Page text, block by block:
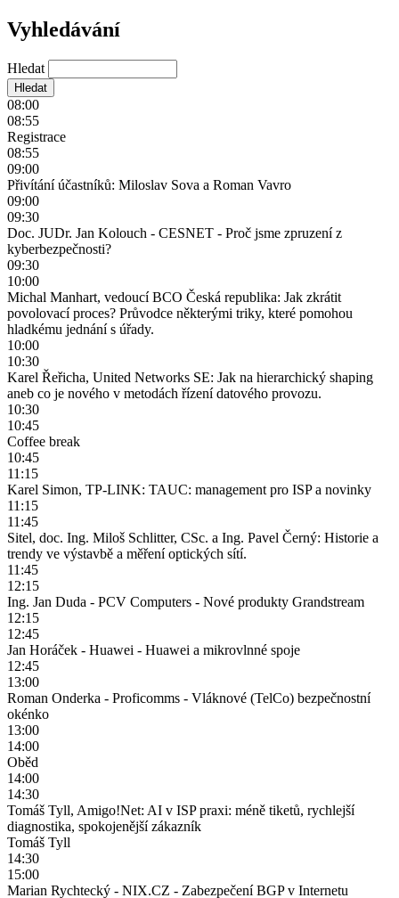
Vyhledávání
Hledat
08:00
08:55
Registrace
08:55
09:00
Přivítání účastníků: Miloslav Sova a Roman Vavro
09:00
09:30
Doc. JUDr. Jan Kolouch - CESNET - Proč jsme zpruzení z
kyberbezpečnosti?
09:30
10:00
Michal Manhart, vedoucí BCO Česká republika: Jak zkrátit
povolovací proces? Průvodce některými triky, které pomohou
hladkému jednání s úřady.
10:00
10:30
Karel Řeřicha, United Networks SE: Jak na hierarchický shaping
aneb co je nového v metodách řízení datového provozu.
10:30
10:45
Coffee break
10:45
11:15
Karel Simon, TP-LINK: TAUC: management pro ISP a novinky
11:15
11:45
Sitel, doc. Ing. Miloš Schlitter, CSc. a Ing. Pavel Černý: Historie a
trendy ve výstavbě a měření optických sítí.
11:45
12:15
Ing. Jan Duda - PCV Computers - Nové produkty Grandstream
12:15
12:45
Jan Horáček - Huawei - Huawei a mikrovlnné spoje
12:45
13:00
Roman Onderka - Proficomms - Vláknové (TelCo) bezpečnostní
okénko
13:00
14:00
Oběd
14:00
14:30
Tomáš Tyll, Amigo!Net: AI v ISP praxi: méně tiketů, rychlejší
diagnostika, spokojenější zákazník
Tomáš Tyll
14:30
15:00
Marian Rychtecký - NIX.CZ - Zabezpečení BGP v Internetu